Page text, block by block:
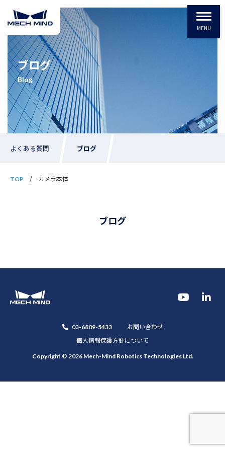
MENU
ブログ
Blog
よくある質問 ブログ
TOP カメラ本体
ブログ
Copyright © 2026 Mech-Mind Robotics Technologies Ltd.
03-6809-5433
お問い合わせ
個人情報保護方針について